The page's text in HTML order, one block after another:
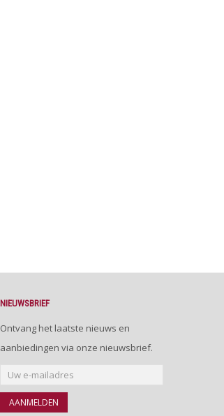
NIEUWSBRIEF
Ontvang het laatste nieuws en
aanbiedingen via onze nieuwsbrief.
AANMELDEN